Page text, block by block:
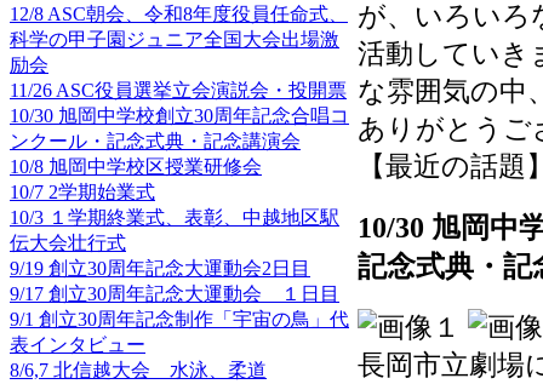
12/8 ASC朝会、令和8年度役員任命式、
科学の甲子園ジュニア全国大会出場激
励会
11/26 ASC役員選挙立会演説会・投開票
10/30 旭岡中学校創立30周年記念合唱コ
ンクール・記念式典・記念講演会
10/8 旭岡中学校区授業研修会
10/7 2学期始業式
10/3 １学期終業式、表彰、中越地区駅
伝大会壮行式
9/19 創立30周年記念大運動会2日目
9/17 創立30周年記念大運動会 １日目
9/1 創立30周年記念制作「宇宙の鳥」代
表インタビュー
8/6,7 北信越大会 水泳、柔道
が、いろいろ
活動していき
な雰囲気の中
ありがとうご
【最近の話題
10/30 旭岡中
記念式典・記
長岡市立劇場